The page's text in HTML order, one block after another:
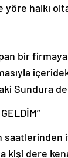
yöre halkı
bir
Sundura
kişi dere